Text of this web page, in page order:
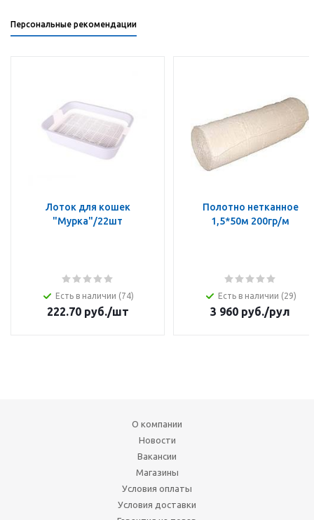
Персональные рекомендации
Лоток для кошек
"Мурка"/22шт
Есть в наличии (74)
222.70руб./шт
Полотно нетканное
1,5*50м 200гр/м
Есть в наличии (29)
3 960 руб./рул
О компании
Новости
Вакансии
Магазины
Условия оплаты
Условия доставки